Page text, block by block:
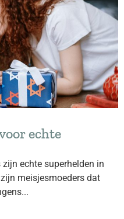
echte
echte superhelden in
meisjesmoeders dat